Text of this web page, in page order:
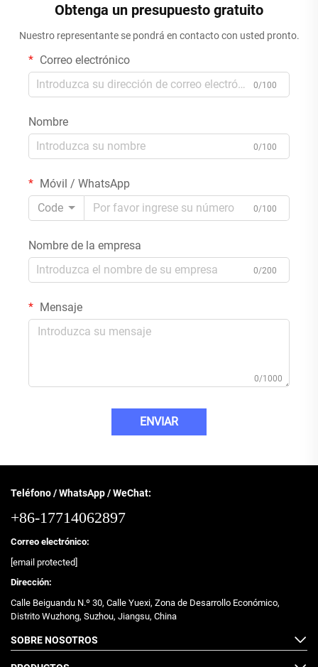
Obtenga un presupuesto gratuito
Nuestro representante se pondrá en contacto con usted pronto.
Correo electrónico
0/100
Nombre
0/100
Móvil / WhatsApp
Code
0/100
Nombre de la empresa
0/200
Mensaje
0/1000
ENVIAR
Teléfono / WhatsApp / WeChat:
+86-17714062897
Correo electrónico:
[email protected]
Dirección:
Calle Beiguandu N.º 30, Calle Yuexi, Zona de Desarrollo Económico,
Distrito Wuzhong, Suzhou, Jiangsu, China
SOBRE NOSOTROS